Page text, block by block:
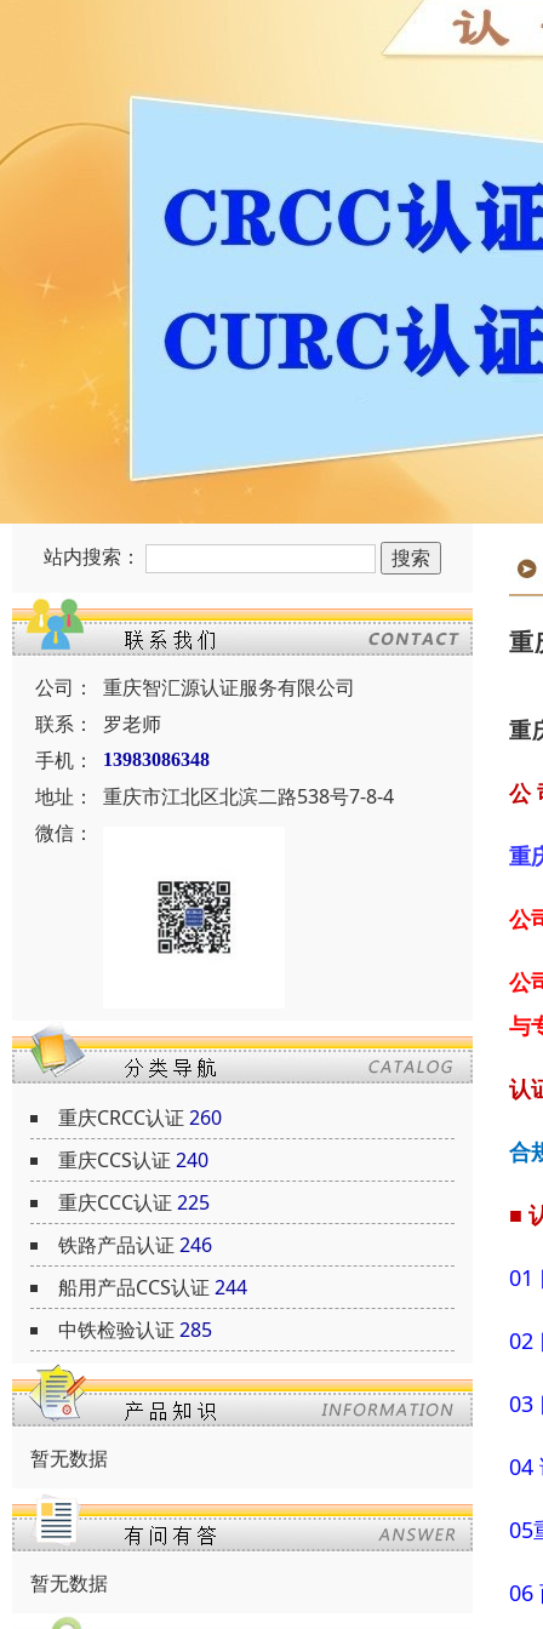
站内搜索：
公司：
重庆智汇源认证服务有限公司
联系：
罗老师
手机：
13983086348
地址：
重庆市江北区北滨二路538号7-8-4
微信：
重庆CRCC认证 260
重庆CCS认证 240
重庆CCC认证 225
铁路产品认证 246
船用产品CCS认证 244
中铁检验认证 285
暂无数据
暂无数据
重
重
公
重
公
公
与
认
合
■
01
02
03
04
05
06